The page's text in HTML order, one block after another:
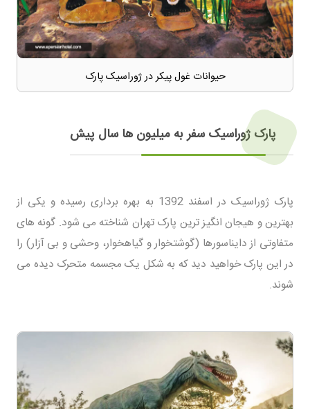
حیوانات غول پیکر در ژوراسیک پارک
پارک ژوراسیک سفر به میلیون ها سال پیش
پارک ژوراسیک در اسفند 1392 به بهره برداری رسیده و یکی از
بهترین و هیجان انگیز ترین پارک تهران شناخته می شود. گونه های
متفاوتی از دایناسورها (گوشتخوار و گیاهخوار، وحشی و بی آزار) را
در این پارک خواهید دید که به شکل یک مجسمه متحرک دیده می
شوند.